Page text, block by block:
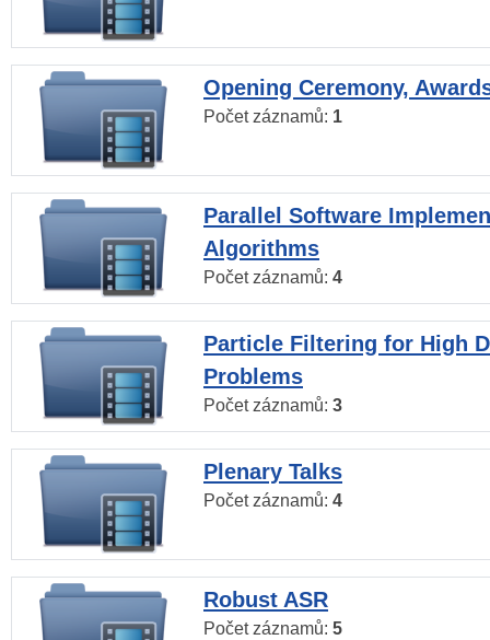
Opening Ceremony,
Počet záznamů: 1
Parallel Software
Algorithms
Počet záznamů: 4
Particle Filtering for High
Problems
Počet záznamů: 3
Plenary Talks
Počet záznamů: 4
Robust ASR
Počet záznamů: 5